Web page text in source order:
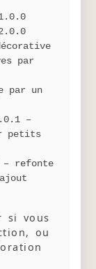
par
par un
–
petits
– refonte
si vous
ou